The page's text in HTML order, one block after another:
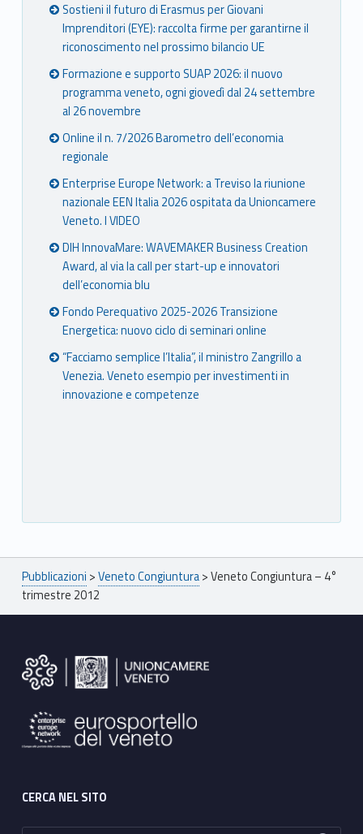
Sostieni il futuro di Erasmus per Giovani
Imprenditori (EYE): raccolta firme per garantirne il
riconoscimento nel prossimo bilancio UE
Formazione e supporto SUAP 2026: il nuovo
programma veneto, ogni giovedì dal 24 settembre
al 26 novembre
Online il n. 7/2026 Barometro dell’economia
regionale
Enterprise Europe Network: a Treviso la riunione
nazionale EEN Italia 2026 ospitata da Unioncamere
Veneto. I VIDEO
DIH InnovaMare: WAVEMAKER Business Creation
Award, al via la call per start-up e innovatori
dell’economia blu
Fondo Perequativo 2025-2026 Transizione
Energetica: nuovo ciclo di seminari online
“Facciamo semplice l’Italia”, il ministro Zangrillo a
Venezia. Veneto esempio per investimenti in
innovazione e competenze
Breadcrumbs navigation
Pubblicazioni >Veneto Congiuntura>Veneto Congiuntura – 4°
trimestre 2012
CERCA NEL SITO
Ricerca per: